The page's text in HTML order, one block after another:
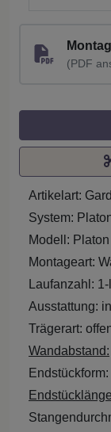
(PDF
Artikelart:
System:
Modell:
Montageart:
Laufanzahl:
Ausstattung:
Trägerart:
Wandabstand:
Endstückform: